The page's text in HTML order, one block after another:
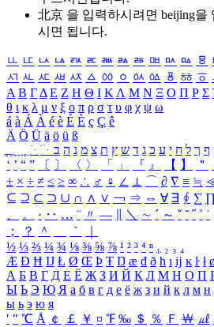
北京 을 입력하시려면 beijing을
시면 됩니다.
ㅥ ㅦ ㅧ ㅨ ㅩ ㅪ ㅫ ㅬ ㅭ ㅮ ㅯ ㅰ ㅱ
ㅺ ㅻ ㅼ ㅽ ㅾ ㅿ ㆀ ㆁ ㆂ ㆃ ㆄ ㆅ ㆆ
Α Β ΓΔ Ε Ζ Η Θ Ι ΚΛ Μ Ν Ξ Ο Π Ρ Σ
θ ι κ λ μ ν ξ ο π ρ σ τ υ φ χ ψ ω
á à Á À é è É È ç Ç ê
Ä Ö Ü ä ö ü ß
ִֶֹ ֻּ ׁׂ ף ך ל ח י ע כ ג ד ש ץ ת צ מ נ ה ב
‘ ’ “ ” 〔 〕 〈 〉 「 」 『 』 【 】 ＂
± × ÷ ≠ ≤ ≥ ∞ ∴ ♂ ♀ ∠ ⊥ ⌒ ∂ ∇ ≡ ≒
⊆ ⊇ ⊂ ⊃ ∪ ∩ ∧ ∨ ￢ ⇒ ⇔ ∀ ∃ ∮ ∑
、
。 · ‥ … ¨ 〃 ― ＼ ∼ ´ ～ ˇ ˘ ˝ ˚ ˙
；
？ ＾ ｀
½ ⅓ ⅔ ¼ ¾ ⅛ ⅜ ⅝ ⅞ ¹ ² ³ ⁴ ⁿ ₁ ₂ ₃ ₄
Æ Ð Ħ Ĳ Ł Ø Œ Þ Ŧ Ŋ æ đ ð ħ ı ĳ ĸ ŀ ł
А Б В Г Д Е Ё Ж З И Й К Л М Н О П
Ы Ь Э Ю Я а б в г д е ё ж з и й к л м н
ы ь э ю я
′ ″ ℃ Å ￠ ￡ ￥ ¤ ℉ ‰ ＄ ％ Ｆ ￦ ㎕